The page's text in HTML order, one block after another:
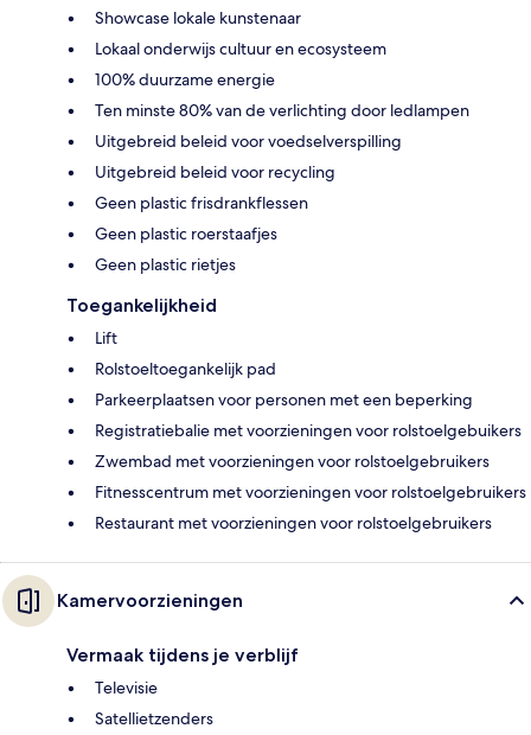
Showcase lokale kunstenaar
Lokaal onderwijs cultuur en ecosysteem
100% duurzame energie
Ten minste 80% van de verlichting door ledlampen
Uitgebreid beleid voor voedselverspilling
Uitgebreid beleid voor recycling
Geen plastic frisdrankflessen
Geen plastic roerstaafjes
Geen plastic rietjes
Toegankelijkheid
Lift
Rolstoeltoegankelijk pad
Parkeerplaatsen voor personen met een beperking
Registratiebalie met voorzieningen voor rolstoelgebuikers
Zwembad met voorzieningen voor rolstoelgebruikers
Fitnesscentrum met voorzieningen voor rolstoelgebruikers
Restaurant met voorzieningen voor rolstoelgebruikers
Kamervoorzieningen
Vermaak tijdens je verblijf
Televisie
Satellietzenders